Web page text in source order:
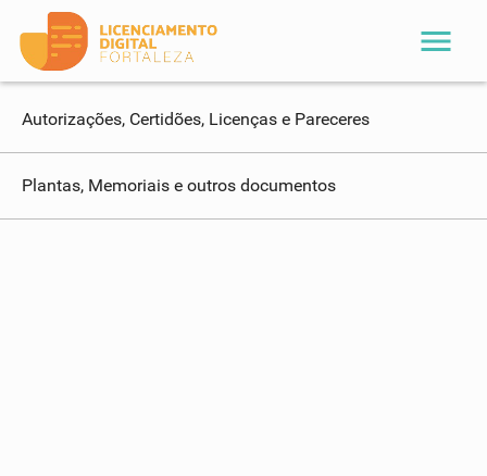
menu
Autorizações, Certidões, Licenças e Pareceres
Plantas, Memoriais e outros documentos